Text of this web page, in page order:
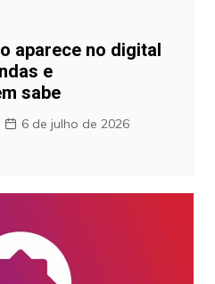
aparece no digital
e
sabe
6 de julho de 2026